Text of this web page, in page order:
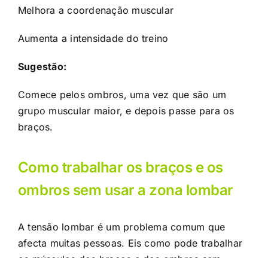
Melhora a coordenação muscular
Aumenta a intensidade do treino
Sugestão:
Comece pelos ombros, uma vez que são um
grupo muscular maior, e depois passe para os
braços.
Como trabalhar os braços e os
ombros sem usar a zona lombar
A tensão lombar é um problema comum que
afecta muitas pessoas. Eis como pode trabalhar